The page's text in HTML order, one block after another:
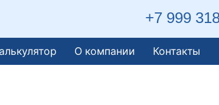
+7 999
О компании Контакты